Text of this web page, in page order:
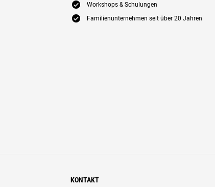
E Workshops & Schulungen
E Familienunternehmen seit über 20 Jahren
KONTAKT